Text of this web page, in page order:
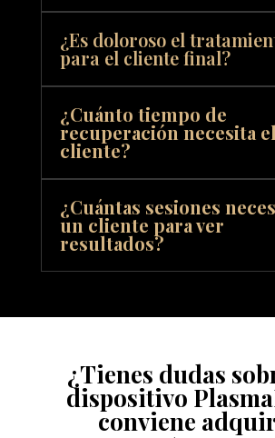
¿Es doloroso el
para el cliente final?
¿Cuánto tiempo de
recuperación necesita el
cliente?
¿Cuántas sesiones
un cliente para ver
resultados?
¿Tienes dudas
dispositivo
conviene